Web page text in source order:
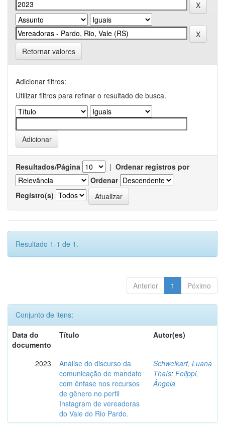
Retornar valores
Adicionar filtros:
Utilizar filtros para refinar o resultado de busca.
Resultados/Página | Ordenar registros por
Ordenar
Registro(s)
Resultado 1-1 de 1.
Anterior 1 Póximo
Conjunto de itens:
Data do
documento
Título Autor(es)
2023
Análise do discurso da
comunicação de mandato
com ênfase nos recursos
de gênero no perfil
Instagram de vereadoras
do Vale do Rio Pardo.
Schweikart, Luana
Thaís; Felippi,
Ângela